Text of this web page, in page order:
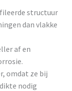
structuur
dan vlakke
af en
omdat ze bij
nodig